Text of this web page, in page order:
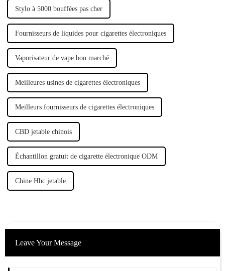
Stylo à 5000 bouffées pas cher
Fournisseurs de liquides pour cigarettes électroniques
Vaporisateur de vape bon marché
Meilleures usines de cigarettes électroniques
Meilleurs fournisseurs de cigarettes électroniques
CBD jetable chinois
Échantillon gratuit de cigarette électronique ODM
Chine Hhc jetable
Leave Your Message